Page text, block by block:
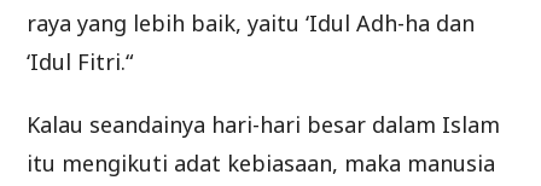
raya yang lebih baik, yaitu ‘Idul Adh-ha dan
‘Idul Fitri.“
Kalau seandainya hari-hari besar dalam Islam
itu mengikuti adat kebiasaan, maka manusia